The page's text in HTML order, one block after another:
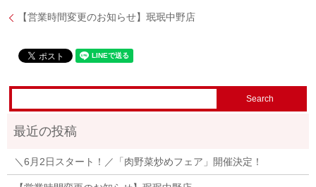
【営業時間変更のお知らせ】珉珉中野店
＼6月2日スタート！／「肉野菜炒めフェア」開催決定！